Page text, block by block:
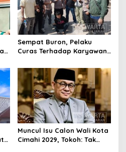
Sempat Buron, Pelaku
Curas Terhadap Karyawan
Ditangkap Polisi
Muncul Isu Calon Wali Kota
Cimahi 2029, Tokoh: Tak